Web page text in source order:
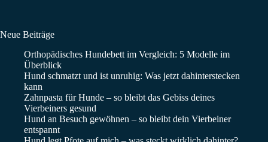
Neue Beiträge
Orthopädisches Hundebett im Vergleich: 5 Modelle im
Überblick
Hund schmatzt und ist unruhig: Was jetzt dahinterstecken
kann
Zahnpasta für Hunde – so bleibt das Gebiss deines
Vierbeiners gesund
Hund an Besuch gewöhnen – so bleibt dein Vierbeiner
entspannt